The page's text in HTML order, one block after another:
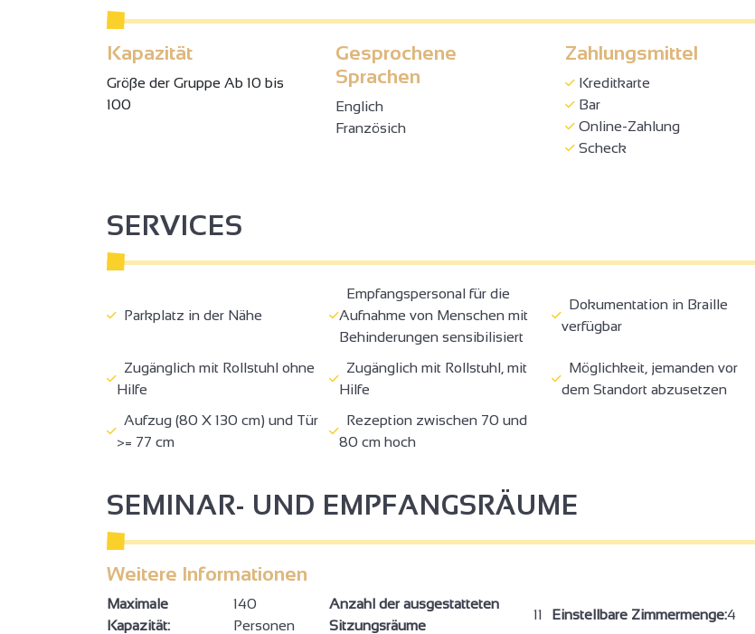
Kapazität
Gröβe der Gruppe Ab 10 bis
100
Gesprochene
Sprachen
Englich
Französich
Zahlungsmittel
Kreditkarte
Bar
Online-Zahlung
Scheck
SERVICES
Parkplatz in der Nähe
Empfangspersonal für die
Aufnahme von Menschen mit
Behinderungen sensibilisiert
Dokumentation in Braille
verfügbar
Zugänglich mit Rollstuhl ohne
Hilfe
Zugänglich mit Rollstuhl, mit
Hilfe
Möglichkeit, jemanden vor
dem Standort abzusetzen
Aufzug (80 X 130 cm) und Tür
>= 77 cm
Rezeption zwischen 70 und
80 cm hoch
SEMINAR- UND EMPFANGSRÄUME
Weitere Informationen
Maximale
Kapazität:
140
Personen
Anzahl der ausgestatteten
Sitzungsräume
11 Einstellbare Zimmermenge:4